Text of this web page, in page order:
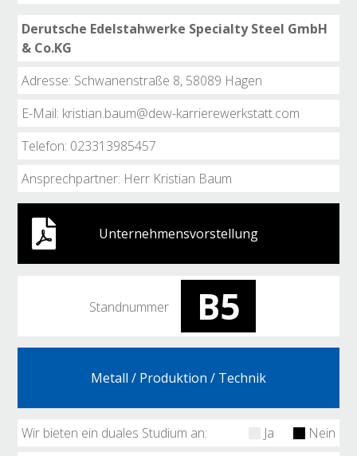
Derutsche Edelstahwerke Specialty Steel GmbH
& Co.KG
Adresse: Schwanenstraße 8, 58089 Hagen
E-Mail: kristian.baum@dew-karrierewerkstatt.com
Telefon: 023313985457
Ansprechpartner: Herr Kristian Baum
Unternehmensvorstellung
Standnummer B5
Metall / Produktion / Technik
Wir bieten ein duales Studium an: Ja
Nein